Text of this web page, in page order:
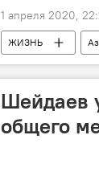
1 апреля 2020,
ЖИЗНЬ
Шейдаев
общего